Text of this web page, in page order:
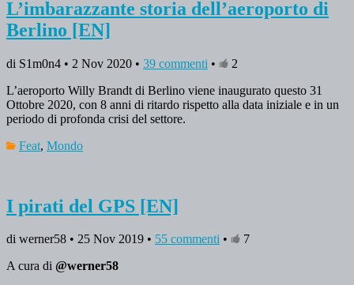
L’imbarazzante storia dell’aeroporto di
Berlino [EN]
di S1m0n4 • 2 Nov 2020 • 39 commenti •
2
L’aeroporto Willy Brandt di Berlino viene inaugurato questo 31
Ottobre 2020, con 8 anni di ritardo rispetto alla data iniziale e in un
periodo di profonda crisi del settore.
Feat, Mondo
I pirati del GPS [EN]
di werner58 • 25 Nov 2019 • 55 commenti •
7
A cura di @werner58